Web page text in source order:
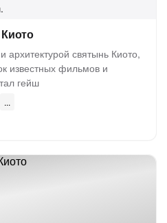
архитектурой святынь Киото,
известных фильмов и
гейш